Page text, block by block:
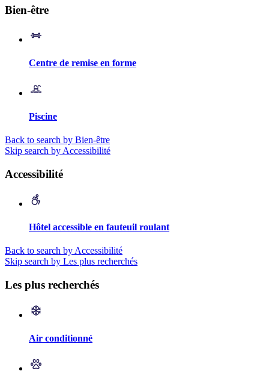
Bien-être
Centre de remise en forme
Piscine
Back to search by Bien-être
Skip search by Accessibilité
Accessibilité
Hôtel accessible en fauteuil roulant
Back to search by Accessibilité
Skip search by Les plus recherchés
Les plus recherchés
Air conditionné